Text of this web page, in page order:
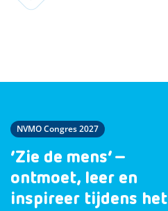
NVMO Congres 2027
‘Zie de mens’ –
ontmoet, leer en
inspireer tijdens het